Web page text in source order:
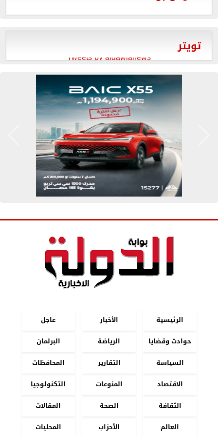
تويتر
Tweets by aldawlanews
الرئيسية الأخبار
عاجل
حوادث وقضايا
الرياضة
البرلمان
السياسة
التقارير
المحافظات
الاقتصاد
المنوعات
التكنولوجيا
الثقافة
الصحة
المقالات
العالم
الأحزاب المحليات